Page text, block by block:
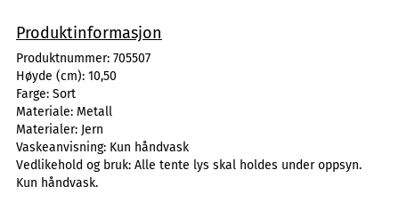
Produktinformasjon
Produktnummer: 705507
Høyde (cm): 10,50
Farge: Sort
Materiale: Metall
Materialer: Jern
Vaskeanvisning: Kun håndvask
Vedlikehold og bruk: Alle tente lys skal holdes under oppsyn.
Kun håndvask.